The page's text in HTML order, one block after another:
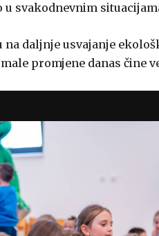
svakodnevnim
na daljnje usvajanje
promjene danas čine